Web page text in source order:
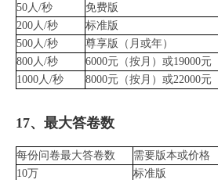
50人/秒
免费版
200人/秒
标准版
500人/秒
尊享版（月或年）
800人/秒
6000元（按月）或19000元
1000人/秒
8000元（按月）或22000元
17、最大答卷数
每份问卷最大答卷数
需要版本或价格
10万
标准版